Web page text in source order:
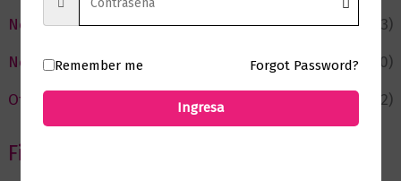
Negocios
(43)
Novedades
(110)
Ofertas
(12)
Filtrar por Autor
Remember me Forgot Password?
Ingresa